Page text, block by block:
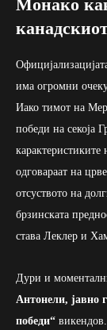
Монако
има огромни
Иако тимот на
победи на секоја
одговараат на
отсуството на
брзинската
става Леклер и
Дури и
Антонели, јавно
победи“